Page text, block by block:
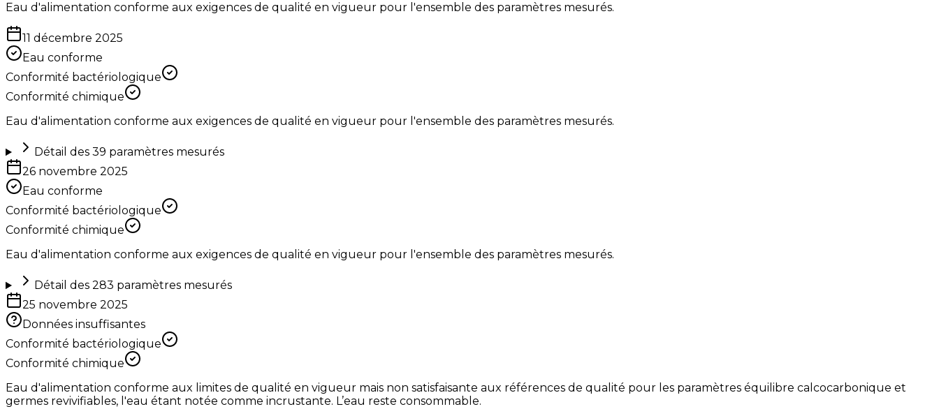
Eau d'alimentation conforme aux exigences de qualité en vigueur pour l'ensemble des paramètres mesurés.
11 décembre 2025
Eau conforme
Conformité bactériologique
Conformité chimique
Eau d'alimentation conforme aux exigences de qualité en vigueur pour l'ensemble des paramètres mesurés.
Détail des 39 paramètres mesurés
26 novembre 2025
Eau conforme
Conformité bactériologique
Conformité chimique
Eau d'alimentation conforme aux exigences de qualité en vigueur pour l'ensemble des paramètres mesurés.
Détail des 283 paramètres mesurés
25 novembre 2025
Données insuffisantes
Conformité bactériologique
Conformité chimique
Eau d'alimentation conforme aux limites de qualité en vigueur mais non satisfaisante aux références de qualité pour les paramètres équilibre calcocarbonique et
germes revivifiables, l'eau étant notée comme incrustante. L’eau reste consommable.